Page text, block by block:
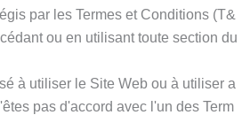
par les Termes et Conditions (T&
ou en utilisant toute section du
à utiliser le Site Web ou à utiliser a
pas d'accord avec l'un des Term